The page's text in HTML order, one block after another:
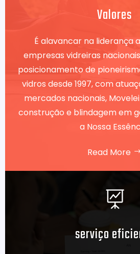
Valores
É alavancar na liderança
empresas vidreiras
posicionamento de
vidros desde 1997, com
mercados nacionais,
construção e blindagem em
a Nossa
Read More
serviço